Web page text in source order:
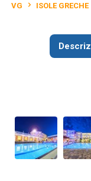
VG ISOLE GRECHE